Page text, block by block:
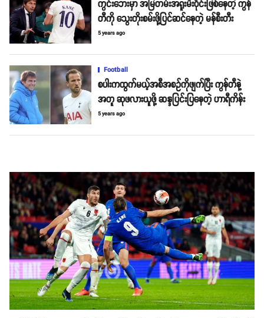
ကွင်းဘေးမှာ အမြဲတမ်းအရူးမီးဝိုင်းဖြစ်နေတဲ့ ကွန်
တီကို သွေးတိုးစမ်းဖို့ပြင်ဆင်နေတဲ့ မန်စီးတီး
5 years ago
Football
စပါးကထွက်မယ့်အစီအစဥ်ကိုဖျက်ပြီး ကွန်တီနဲ့
အတူ ဆုဖလားယူဖို့ ဆန္ဒပြင်းပြနေတဲ့ ဟာရီကိန်း
5 years ago